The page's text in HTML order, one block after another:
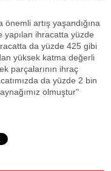
artış yaşandığına
ihracatta yüzde
da yüzde 425 gibi
yüksek katma değerli
parçalarının ihraç
da yüzde 2 bin
olmuştur"